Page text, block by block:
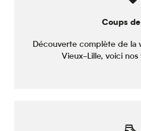
Coups
Découverte complète de la
Vieux-Lille, voici nos